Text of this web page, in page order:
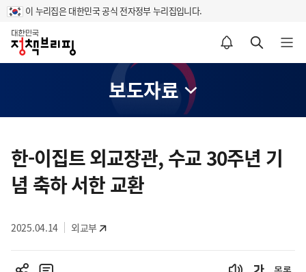
이 누리집은 대한민국 공식 전자정부 누리집입니다.
홈
알림설정 바로가기 검색 바로가기 메뉴 열기
보도자료
텐
츠
영
한-이집트 외교장관, 수교 30주년 기
념 축하 서한 교환
2025.04.14 외교부